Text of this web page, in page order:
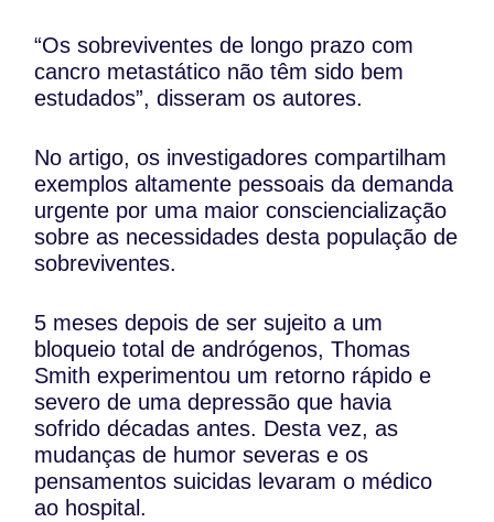
“Os sobreviventes de longo prazo com
cancro metastático não têm sido bem
estudados”, disseram os autores.
No artigo, os investigadores compartilham
exemplos altamente pessoais da demanda
urgente por uma maior consciencialização
sobre as necessidades desta população de
sobreviventes.
5 meses depois de ser sujeito a um
bloqueio total de andrógenos, Thomas
Smith experimentou um retorno rápido e
severo de uma depressão que havia
sofrido décadas antes. Desta vez, as
mudanças de humor severas e os
pensamentos suicidas levaram o médico
ao hospital.